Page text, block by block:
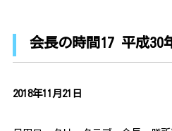
会長の時間17 平成30
2018年11月21日